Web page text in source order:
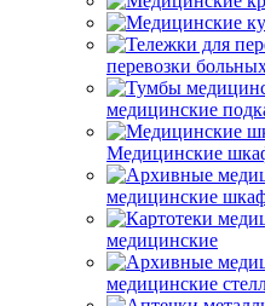
перевозки
медицинские
Медицинские
медицинские
медицинские
медицинские